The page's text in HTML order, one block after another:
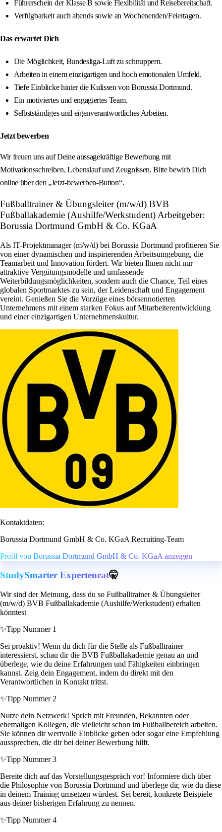
Führerschein der Klasse B sowie Flexibilität und Reisebereitschaft.
Verfügbarkeit auch abends sowie an Wochenenden/Feiertagen.
Das erwartet Dich
Die Möglichkeit, Bundesliga-Luft zu schnuppern.
Arbeiten in einem einzigartigen und hoch emotionalen Umfeld.
Tiefe Einblicke hinter die Kulissen von Borussia Dortmund.
Ein motiviertes und engagiertes Team.
Selbstständiges und eigenverantwortliches Arbeiten.
Jetzt bewerben
Wir freuen uns auf Deine aussagekräftige Bewerbung mit
Motivationsschreiben, Lebenslauf und Zeugnissen. Bitte bewirb Dich
online über den „Jetzt-bewerben-Button“.
Fußballtrainer & Übungsleiter (m/w/d) BVB
Fußballakademie (Aushilfe/Werkstudent) Arbeitgeber:
Borussia Dortmund GmbH & Co. KGaA
Als IT-Projektmanager (m/w/d) bei Borussia Dortmund profitieren Sie
von einer dynamischen und inspirierenden Arbeitsumgebung, die
Teamarbeit und Innovation fördert. Wir bieten Ihnen nicht nur
attraktive Vergütungsmodelle und umfassende
Weiterbildungsmöglichkeiten, sondern auch die Chance, Teil eines
globalen Sportmarktes zu sein, der Leidenschaft und Engagement
vereint. Genießen Sie die Vorzüge eines börsennotierten
Unternehmens mit einem starken Fokus auf Mitarbeiterentwicklung
und einer einzigartigen Unternehmenskultur.
Kontaktdaten:
Borussia Dortmund GmbH & Co. KGaA Recruiting-Team
Profil von Borussia Dortmund GmbH & Co. KGaA anzeigen
StudySmarter Expertenrat🤫
Wir sind der Meinung, dass du so Fußballtrainer & Übungsleiter
(m/w/d) BVB Fußballakademie (Aushilfe/Werkstudent) erhalten
könntest
✨Tipp Nummer 1
Sei proaktiv! Wenn du dich für die Stelle als Fußballtrainer
interessierst, schau dir die BVB Fußballakademie genau an und
überlege, wie du deine Erfahrungen und Fähigkeiten einbringen
kannst. Zeig dein Engagement, indem du direkt mit den
Verantwortlichen in Kontakt trittst.
✨Tipp Nummer 2
Nutze dein Netzwerk! Sprich mit Freunden, Bekannten oder
ehemaligen Kollegen, die vielleicht schon im Fußballbereich arbeiten.
Sie können dir wertvolle Einblicke geben oder sogar eine Empfehlung
aussprechen, die dir bei deiner Bewerbung hilft.
✨Tipp Nummer 3
Bereite dich auf das Vorstellungsgespräch vor! Informiere dich über
die Philosophie von Borussia Dortmund und überlege dir, wie du diese
in deinem Training umsetzen würdest. Sei bereit, konkrete Beispiele
aus deiner bisherigen Erfahrung zu nennen.
✨Tipp Nummer 4